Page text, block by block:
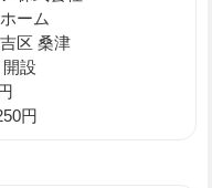
ーム
区 桑津
設
円